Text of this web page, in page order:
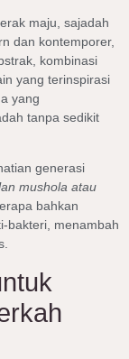
maju, sajadah
dan kontemporer,
kombinasi
yang terinspirasi
yang
tanpa sedikit
generasi
mushola atau
bahkan
bakteri, menambah